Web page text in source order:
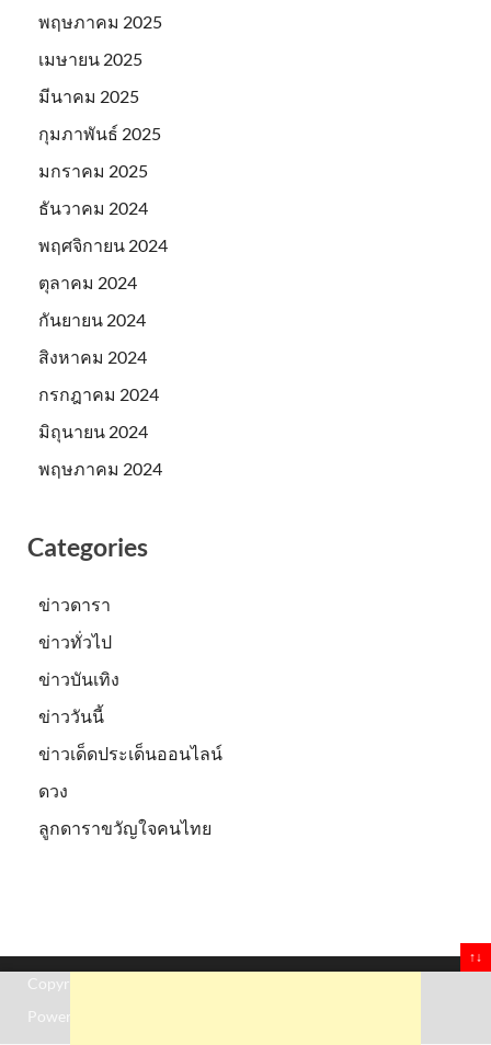
พฤษภาคม 2025
เมษายน 2025
มีนาคม 2025
กุมภาพันธ์ 2025
มกราคม 2025
ธันวาคม 2024
พฤศจิกายน 2024
ตุลาคม 2024
กันยายน 2024
สิงหาคม 2024
กรกฎาคม 2024
มิถุนายน 2024
พฤษภาคม 2024
Categories
ข่าวดารา
ข่าวทั่วไป
ข่าวบันเทิง
ข่าววันนี้
ข่าวเด็ดประเด็นออนไลน์
ดวง
ลูกดาราขวัญใจคนไทย
Copyright © 2026
Powered by
↑↓